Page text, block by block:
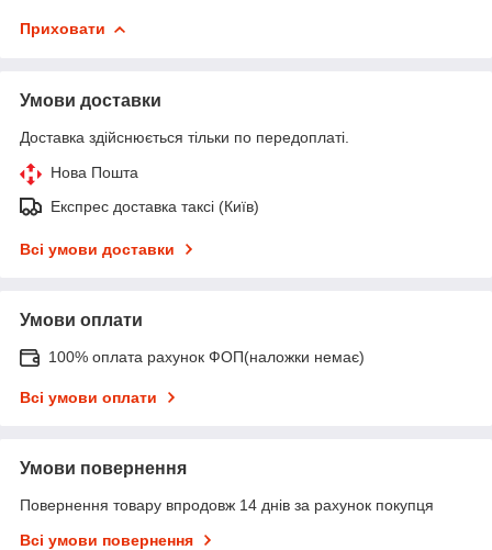
Приховати
Умови доставки
Доставка здійснюється тільки по передоплаті.
Нова Пошта
Експрес доставка таксі (Київ)
Всі умови доставки
Умови оплати
100% оплата рахунок ФОП(наложки немає)
Всі умови оплати
Умови повернення
Повернення товару впродовж 14 днів за рахунок покупця
Всі умови повернення